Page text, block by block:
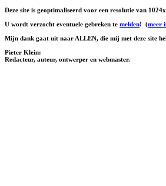
Deze site is geoptimaliseerd voor een resolutie van
U wordt verzocht eventuele gebreken te melden! (meer
Mijn dank gaat uit naar ALLEN, die mij met deze site
Pieter Klein:
Redacteur, auteur, ontwerper en webmaster.